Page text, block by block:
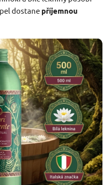
dostane příjemnou